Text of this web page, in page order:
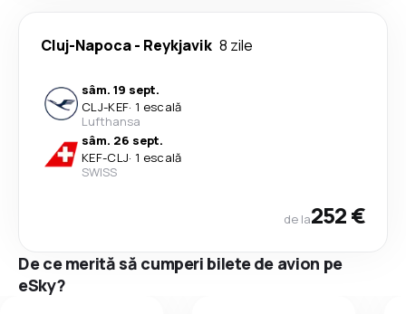
Cluj-Napoca- Reykjavik 8 zile
sâm. 19 sept.
CLJ-KEF· 1 escală
Lufthansa
sâm. 26 sept.
KEF-CLJ· 1 escală
SWISS
de la252 €
De ce merită să cumperi bilete de avion pe
eSky?